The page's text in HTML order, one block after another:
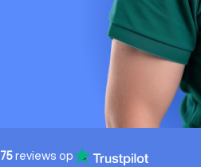
reviews op